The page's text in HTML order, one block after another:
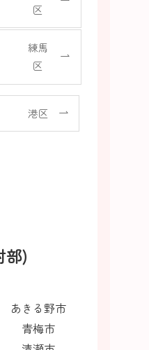
区
練馬
区
港区
部)
あきる野市
青梅市